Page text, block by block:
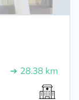
➔ 28.38 km